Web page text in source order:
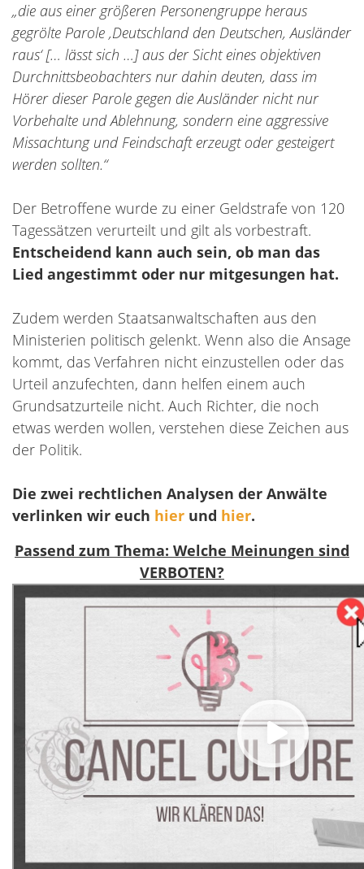
„die aus einer größeren Personengruppe heraus
gegrölte Parole ‚Deutschland den Deutschen, Ausländer
raus‘ [… lässt sich …] aus der Sicht eines objektiven
Durchnittsbeobachters nur dahin deuten, dass im
Hörer dieser Parole gegen die Ausländer nicht nur
Vorbehalte und Ablehnung, sondern eine aggressive
Missachtung und Feindschaft erzeugt oder gesteigert
werden sollten.“
Der Betroffene wurde zu einer Geldstrafe von 120
Tagessätzen verurteilt und gilt als vorbestraft.
Entscheidend kann auch sein, ob man das
Lied angestimmt oder nur mitgesungen hat.
Zudem werden Staatsanwaltschaften aus den
Ministerien politisch gelenkt. Wenn also die Ansage
kommt, das Verfahren nicht einzustellen oder das
Urteil anzufechten, dann helfen einem auch
Grundsatzurteile nicht. Auch Richter, die noch
etwas werden wollen, verstehen diese Zeichen aus
der Politik.
Die zwei rechtlichen Analysen der Anwälte
verlinken wir euch hier und hier.
Passend zum Thema: Welche Meinungen sind
VERBOTEN?